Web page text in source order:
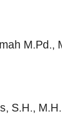
M.Pd.,
S.H.,